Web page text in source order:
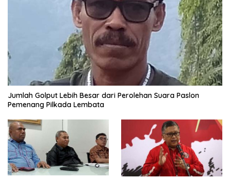
Jumlah Golput Lebih Besar dari Perolehan Suara Paslon
Pemenang Pilkada Lembata